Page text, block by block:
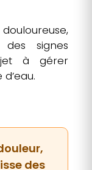
signes
à gérer
des